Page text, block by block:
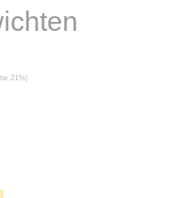
21%)